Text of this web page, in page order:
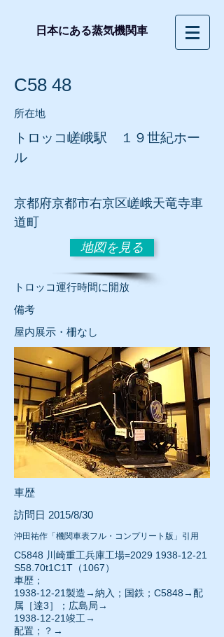
日本にある蒸気機関車
C58 48
所在地
トロッコ嵯峨駅 １９世紀ホー
ル
京都府京都市右京区嵯峨天竜寺車
道町
地図を見る
トロッコ運行時間に開放
​備考
屋内展示・柵なし
車歴
訪問日 2015/8/30
沖田祐作「機関車表フル・コンプリート版」引用
C5848 川崎重工兵庫工場=2029 1938-12-21
S58.70t1C1T（1067）
車歴；
1938-12-21製造→納入；国鉄；C5848→配
属［達3］；広島局→
1938-12-21竣工→
配置；？→